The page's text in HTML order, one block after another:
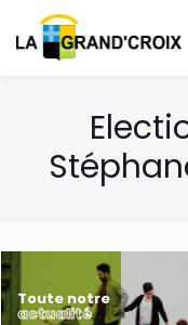
Toute notre
actualité